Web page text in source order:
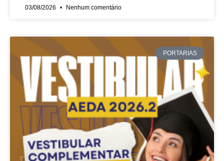
03/08/2026 Nenhum comentário
PORTARIAS